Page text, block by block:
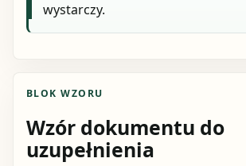
wystarczy.
BLOK WZORU
Wzór dokumentu do
uzupełnienia